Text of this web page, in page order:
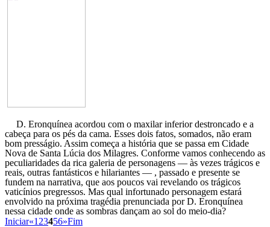
D. Eronquínea acordou com o maxilar inferior destroncado e a
cabeça para os pés da cama. Esses dois fatos, somados, não eram
bom presságio. Assim começa a história que se passa em Cidade
Nova de Santa Lúcia dos Milagres. Conforme vamos conhecendo as
peculiaridades da rica galeria de personagens — às vezes trágicos e
reais, outras fantásticos e hilariantes — , passado e presente se
fundem na narrativa, que aos poucos vai revelando os trágicos
vaticínios pregressos. Mas qual infortunado personagem estará
envolvido na próxima tragédia prenunciada por D. Eronquínea
nessa cidade onde as sombras dançam ao sol do meio-dia?
Iniciar«1 23456»Fim